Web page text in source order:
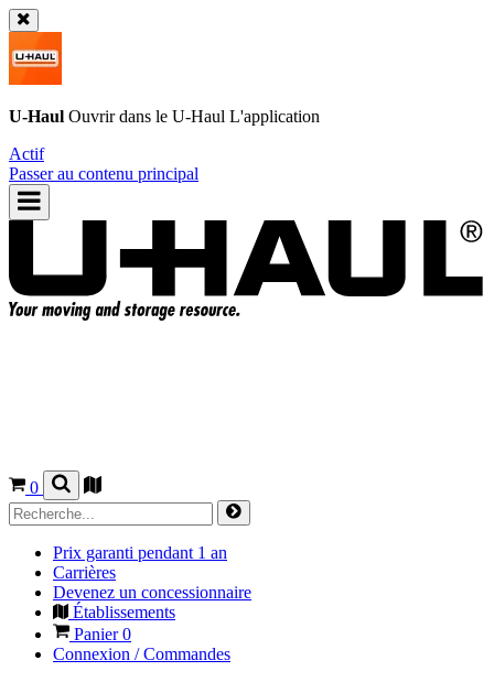
U-Haul Ouvrir dans le U-Haul L'application
Actif
Passer au contenu principal
0
Prix garanti pendant 1 an
Carrières
Devenez un concessionnaire
Établissements
Panier0
Connexion / Commandes